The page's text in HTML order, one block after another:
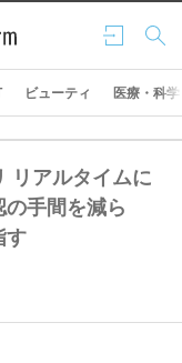
ログ
イン
検索
ビューティ 医療・科学
リアルタイムに
手間を減ら
す